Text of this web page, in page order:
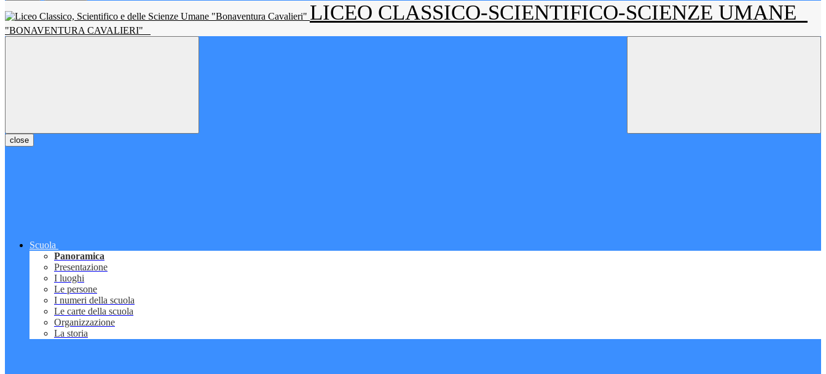
LICEO CLASSICO-SCIENTIFICO-SCIENZE UMANE
"BONAVENTURA CAVALIERI"
close
Scuola
Panoramica
Presentazione
I luoghi
Le persone
I numeri della scuola
Le carte della scuola
Organizzazione
La storia